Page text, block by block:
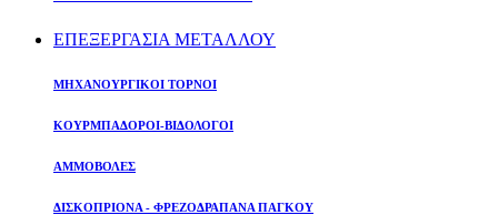
ΕΠΕΞΕΡΓΑΣΙΑ ΜΕΤΑΛΛΟΥ
ΜΗΧΑΝΟΥΡΓΙΚΟΙ ΤΟΡΝΟΙ
ΚΟΥΡΜΠΑΔΟΡΟΙ-ΒΙΔΟΛΟΓΟΙ
ΑΜΜΟΒΟΛΕΣ
ΔΙΣΚΟΠΡΙΟΝΑ - ΦΡΕΖΟΔΡΑΠΑΝΑ ΠΑΓΚΟΥ